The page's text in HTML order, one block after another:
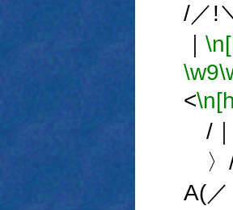
/／!
\w9
<
/｜
〉/
A(